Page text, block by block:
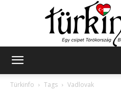
Türkinfo
Tags Vadlovak